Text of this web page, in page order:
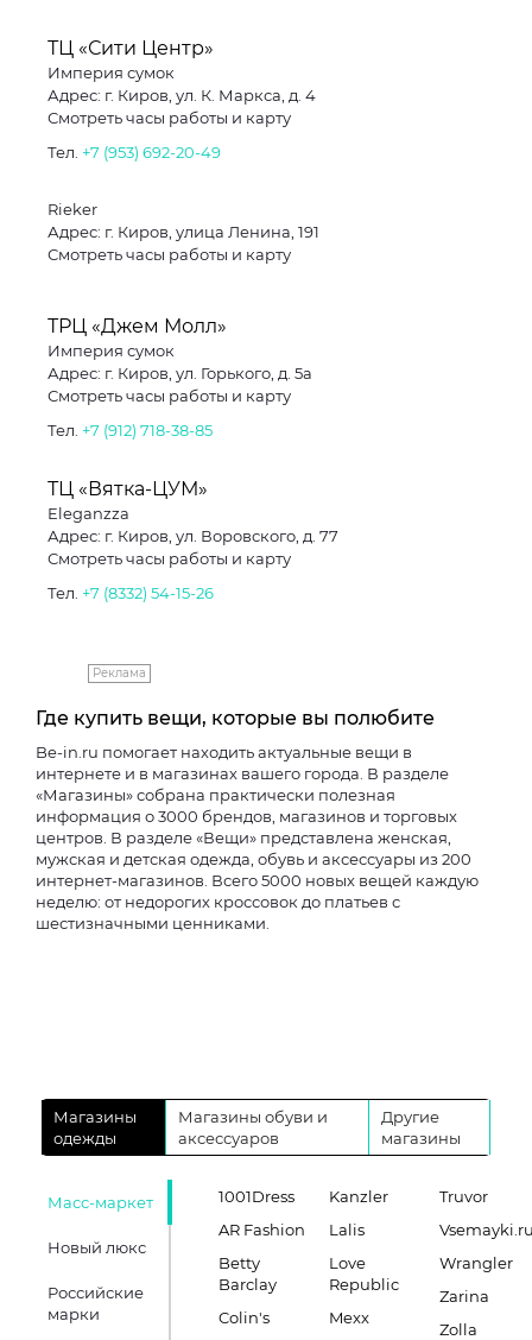
ТЦ «Сити Центр»
Империя сумок
Адрес: г. Киров, ул. К. Маркса, д. 4
Смотреть часы работы и карту
Тел. +7 (953) 692-20-49
Rieker
Адрес: г. Киров, улица Ленина, 191
Смотреть часы работы и карту
ТРЦ «Джем Молл»
Империя сумок
Адрес: г. Киров, ул. Горького, д. 5а
Смотреть часы работы и карту
Тел. +7 (912) 718-38-85
ТЦ «Вятка-ЦУМ»
Eleganzza
Адрес: г. Киров, ул. Воровского, д. 77
Смотреть часы работы и карту
Тел. +7 (8332) 54-15-26
Реклама
Где купить вещи, которые вы полюбите
Be-in.ru помогает находить актуальные вещи в
интернете и в магазинах вашего города. В разделе
«Магазины» собрана практически полезная
информация о 3000 брендов, магазинов и торговых
центров. В разделе «Вещи» представлена женская,
мужская и детская одежда, обувь и аксессуары из 200
интернет-магазинов. Всего 5000 новых вещей каждую
неделю: от недорогих кроссовок до платьев с
шестизначными ценниками.
Магазины
одежды
Магазины обуви и
аксессуаров
Другие
магазины
Масс-маркет
Новый люкс
Российские
марки
1001Dress
AR Fashion
Betty
Barclay
Colin's
Kanzler
Lalis
Love
Republic
Mexx
Truvor
Wrangler
Zarina
Zolla